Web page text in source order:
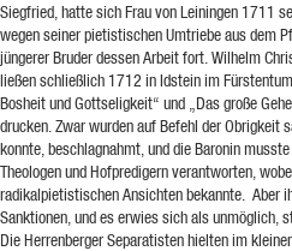
Siegfried, hatte sich Frau von Leiningen 1711
wegen seiner pietistischen Umtriebe aus dem
jüngerer Bruder dessen Arbeit fort. Wilhelm
ließen schließlich 1712 in Idstein im
Bosheit und Gottseligkeit“ und „Das große
drucken. Zwar wurden auf Befehl der Obrigkeit
konnte, beschlagnahmt, und die Baronin
Theologen und Hofpredigern verantworten,
radikalpietistischen Ansichten bekannte. Aber
Sanktionen, und es erwies sich als unmöglich,
Die Herrenberger Separatisten hielten im